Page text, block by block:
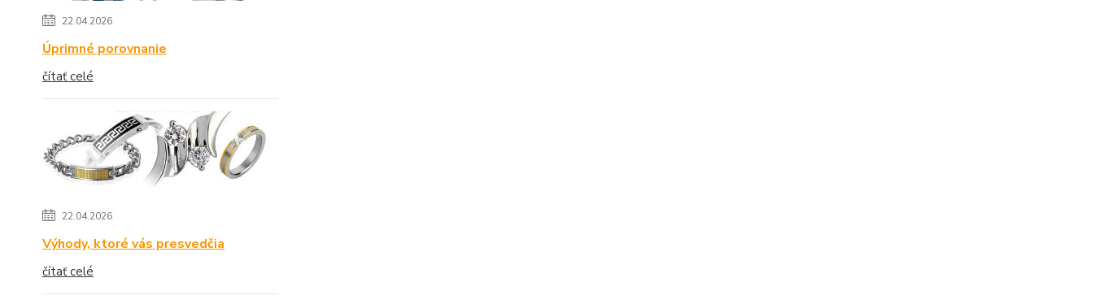
22.04.2026
Úprimné porovnanie
čítať celé
22.04.2026
Výhody, ktoré vás presvedčia
čítať celé